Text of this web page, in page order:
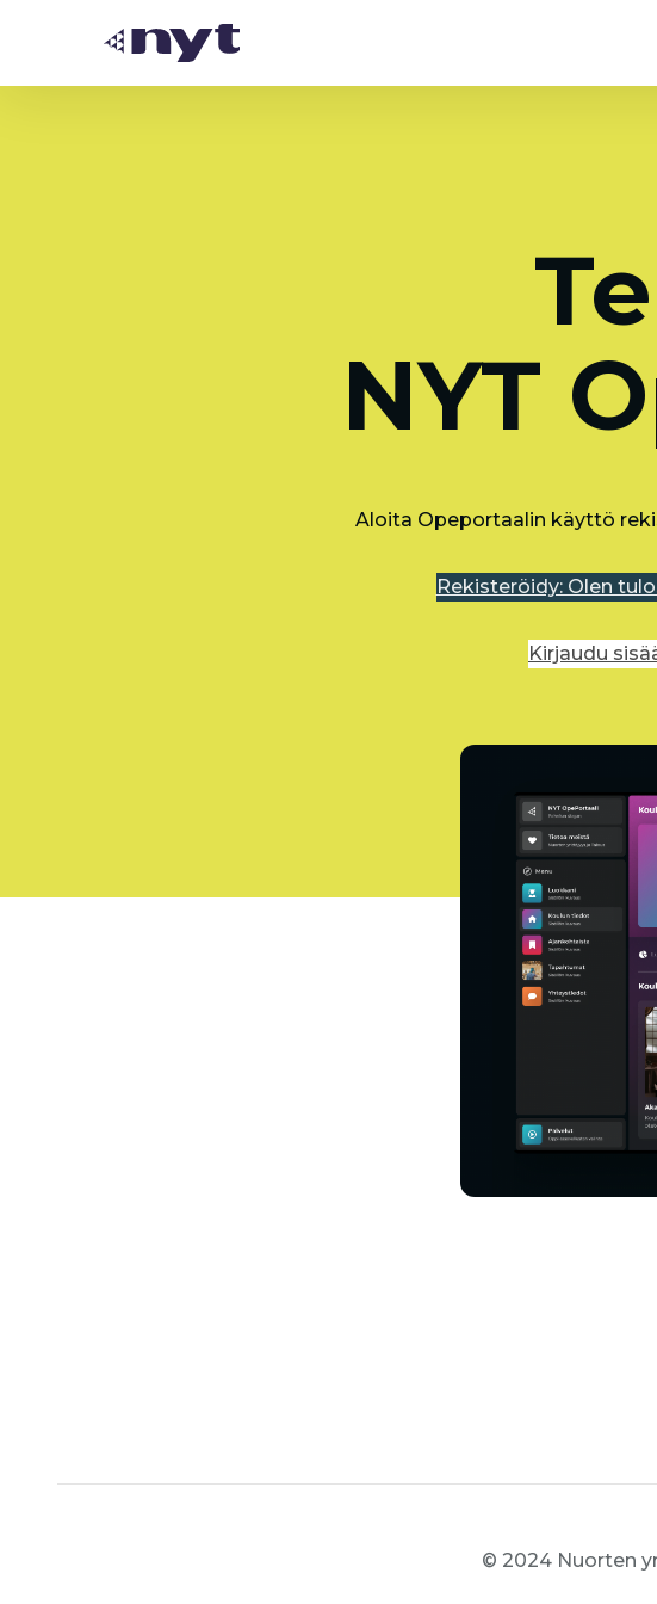
NYT
Aloita Opeportaalin käyttö
Rekisteröidy: Olen
Kirjaudu
© 2024 Nuorten